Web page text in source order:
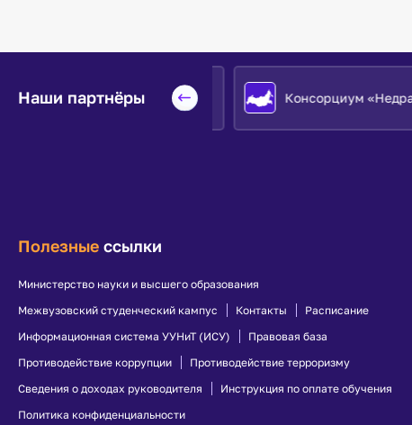
Наши партнёры
Евразийский НОЦ Консорциум «Недра»
Полезные ссылки
Министерство науки и высшего образования
Межвузовский студенческий кампус
Контакты
Расписание
Информационная система УУНиТ (ИСУ)
Правовая база
Противодействие коррупции
Противодействие терроризму
Сведения о доходах руководителя
Инструкция по оплате обучения
Политика конфиденциальности